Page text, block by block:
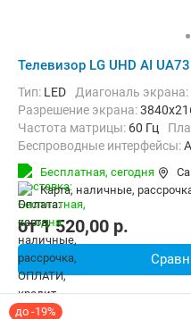
Телевизор LG UHD AI
Тип: LED Диагональ экрана:
Разрешение экрана:
Частота матрицы: 60 Гц
Беспроводные интерфейсы:
Бесплатная, сегодня
карта, наличные,
от1 520,00 p.
до -19%